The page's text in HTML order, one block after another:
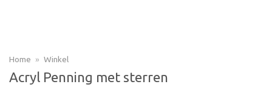
Home » Winkel
Acryl Penning met sterren